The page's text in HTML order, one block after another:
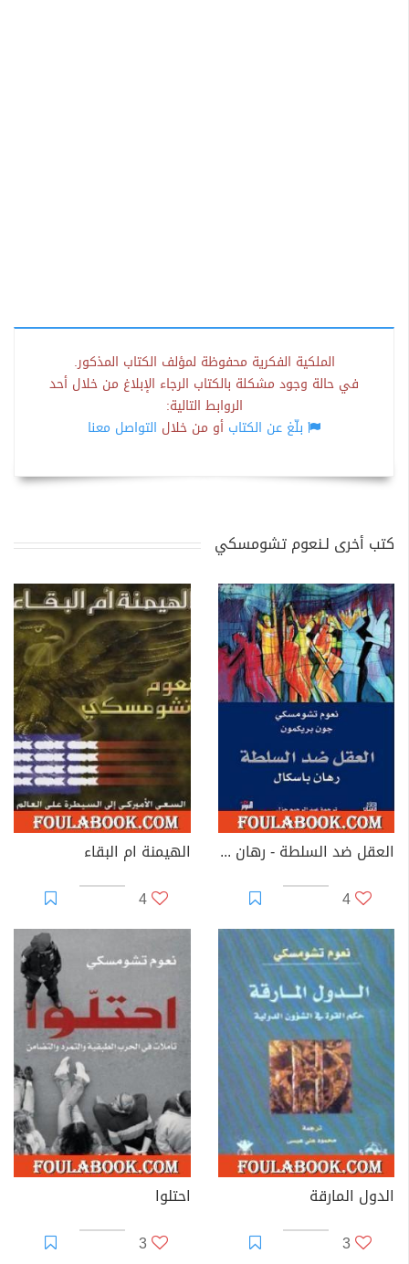
الملكية الفكرية محفوظة لمؤلف الكتاب المذكور.
في حالة وجود مشكلة بالكتاب الرجاء الإبلاغ من خلال أحد
الروابط التالية:
بلّغ عن الكتاب أو من خلال التواصل معنا
كتب أخرى لـنعوم تشومسكي
العقل ضد السلطة - رهان باسكال
4
الهيمنة ام البقاء
4
الدول المارقة
3
احتلوا
3